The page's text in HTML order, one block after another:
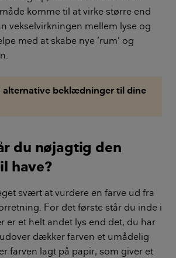
komme til at virke større end
vekselvirkningen mellem lyse og
med at skabe nye ’rum’ og
alternative beklædninger til dine
du nøjagtig den
have?
svært at vurdere en farve ud fra
For det første står du inde i
er et helt andet lys end det, du har
dækker farven et umådelig
farven lagt på papir, som giver et